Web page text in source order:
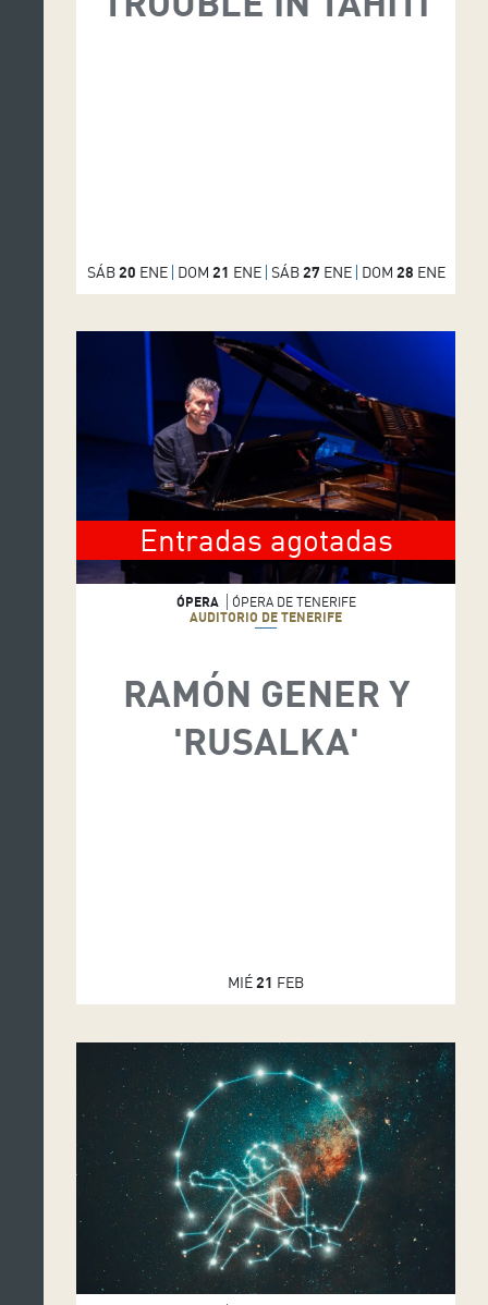
SÁB20 ENE DOM 21 ENE SÁB27 ENE DOM 28 ENE
Entradas agotadas
ÓPERA
ÓPERA DE TENERIFE
AUDITORIO DE TENERIFE
RAMÓN GENER Y
'RUSALKA'
MIÉ21 FEB